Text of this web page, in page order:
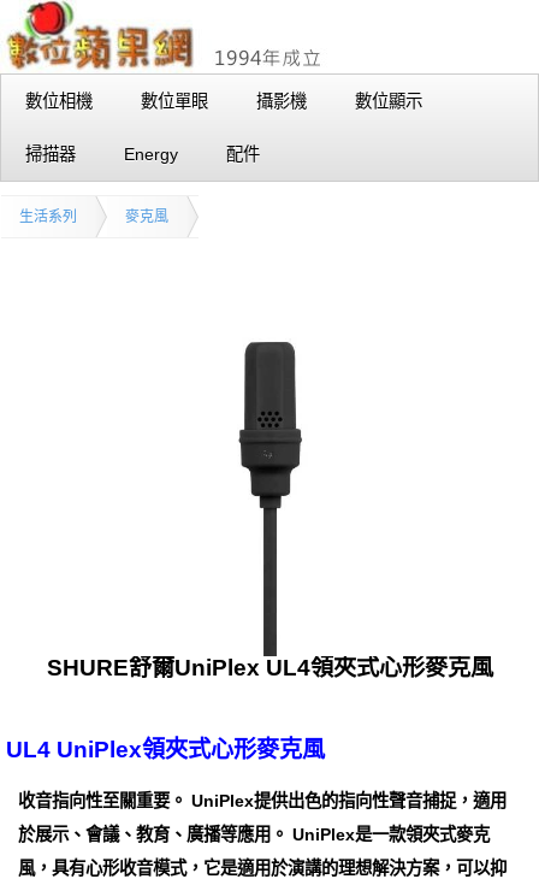
數位相機 數位單眼 攝影機 數位顯示
掃描器 Energy 配件
生活系列 麥克風
SHURE舒爾UniPlex UL4領夾式心形麥克風
UL4 UniPlex領夾式心形麥克風
收音指向性至關重要。 UniPlex提供出色的指向性聲音捕捉，適用
於展示、會議、教育、廣播等應用。 UniPlex是一款領夾式麥克
風，具有心形收音模式，它是適用於演講的理想解決方案，可以抑